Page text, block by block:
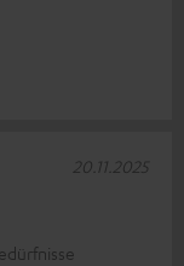
20.11.2025